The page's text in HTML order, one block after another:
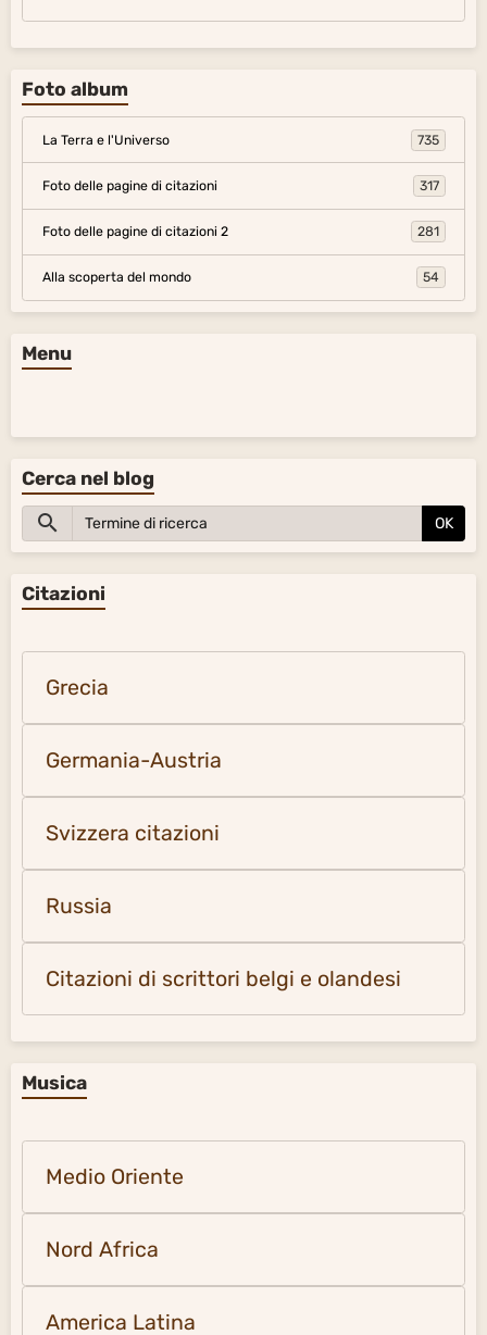
Foto album
La Terra e l'Universo 735
Foto delle pagine di citazioni 317
Foto delle pagine di citazioni 2 281
Alla scoperta del mondo 54
Menu
Cerca nel blog
OK
Citazioni
Grecia
Germania-Austria
Svizzera citazioni
Russia
Citazioni di scrittori belgi e olandesi
Musica
Medio Oriente
Nord Africa
America Latina